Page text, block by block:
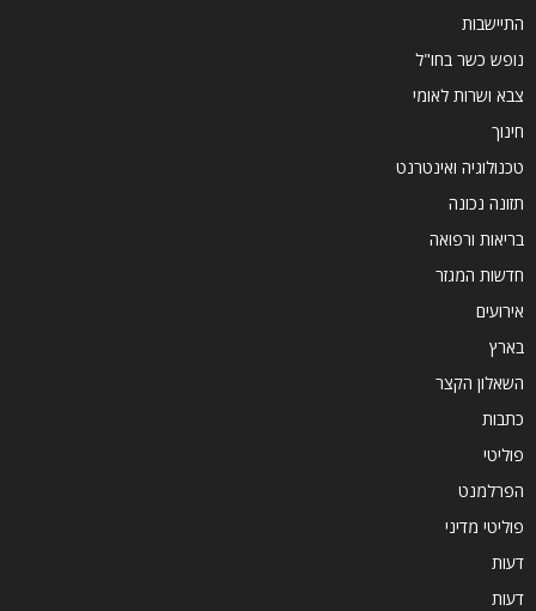
התיישבות
נופש כשר בחו"ל
צבא ושרות לאומי
חינוך
טכנולוגיה ואינטרנט
תזונה נכונה
בריאות ורפואה
חדשות המגזר
אירועים
בארץ
השאלון הקצר
כתבות
פוליטי
הפרלמנט
פוליטי מדיני
דעות
דעות